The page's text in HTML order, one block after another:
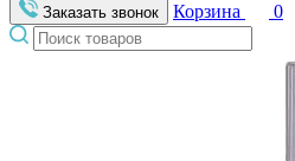
Заказать звонок Корзина 0